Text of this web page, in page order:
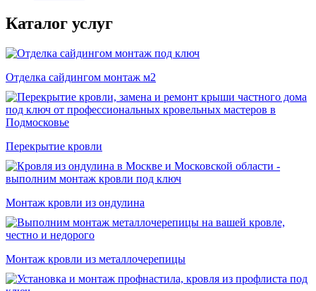
Каталог услуг
Отделка сайдингом монтаж м2
Перекрытие кровли
Монтаж кровли из ондулина
Монтаж кровли из металлочерепицы